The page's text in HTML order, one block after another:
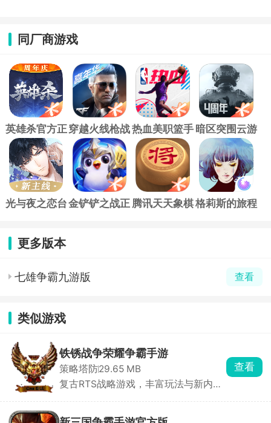
同厂商游戏
英雄杀官方正
版
穿越火线枪战
王者最新版
热血美职篮手
游
暗区突围云游
戏
光与夜之恋台金铲铲之战正 腾讯天天象棋格莉斯的旅程
更多版本
七雄争霸九游版 查看
类似游戏
铁锈战争荣耀争霸手游
策略塔防29.65 MB
复古RTS战略游戏，丰富玩法与新内
查看